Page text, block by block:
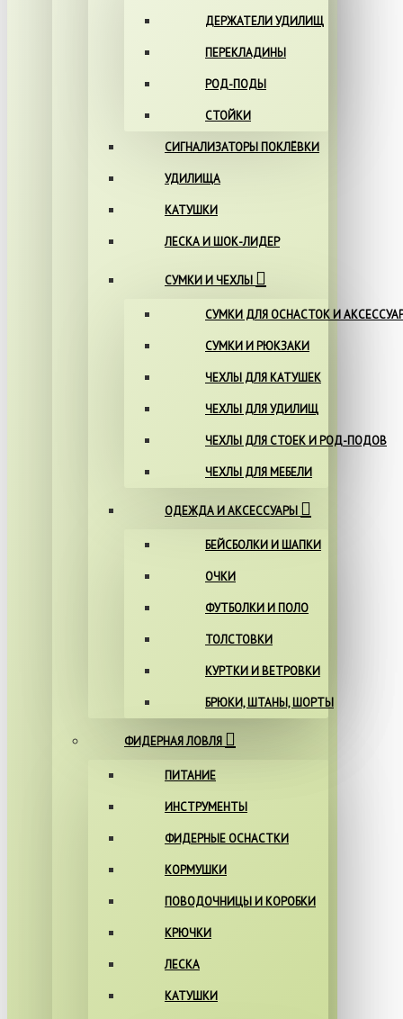
ДЕРЖАТЕЛИ УДИЛИЩ
ПЕРЕКЛАДИНЫ
РОД-ПОДЫ
СТОЙКИ
СИГНАЛИЗАТОРЫ ПОКЛЁВКИ
УДИЛИЩА
КАТУШКИ
ЛЕСКА И ШОК-ЛИДЕР
СУМКИ И ЧЕХЛЫ
СУМКИ ДЛЯ ОСНАСТОК И
СУМКИ И РЮКЗАКИ
ЧЕХЛЫ ДЛЯ КАТУШЕК
ЧЕХЛЫ ДЛЯ УДИЛИЩ
ЧЕХЛЫ ДЛЯ СТОЕК И РОД-ПОДОВ
ЧЕХЛЫ ДЛЯ МЕБЕЛИ
ОДЕЖДА И АКСЕССУАРЫ
БЕЙСБОЛКИ И ШАПКИ
ОЧКИ
ФУТБОЛКИ И ПОЛО
ТОЛСТОВКИ
КУРТКИ И ВЕТРОВКИ
БРЮКИ, ШТАНЫ, ШОРТЫ
ФИДЕРНАЯ ЛОВЛЯ
ПИТАНИЕ
ИНСТРУМЕНТЫ
ФИДЕРНЫЕ ОСНАСТКИ
КОРМУШКИ
ПОВОДОЧНИЦЫ И КОРОБКИ
КРЮЧКИ
ЛЕСКА
КАТУШКИ